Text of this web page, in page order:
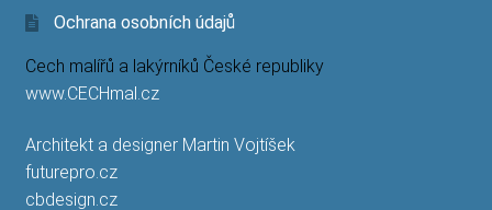
Ochrana osobních údajů
Cech malířů a lakýrníků České republiky
www.CECHmal.cz
Architekt a designer Martin Vojtíšek
futurepro.cz
cbdesign.cz